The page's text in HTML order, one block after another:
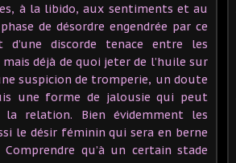
à la libido, aux sentiments et au
de désordre engendrée par ce
discorde tenace entre les
déjà de quoi jeter de l’huile sur
suspicion de tromperie, un doute
une forme de jalousie qui peut
relation. Bien évidemment les
le désir féminin qui sera en berne
qu’à un certain stade